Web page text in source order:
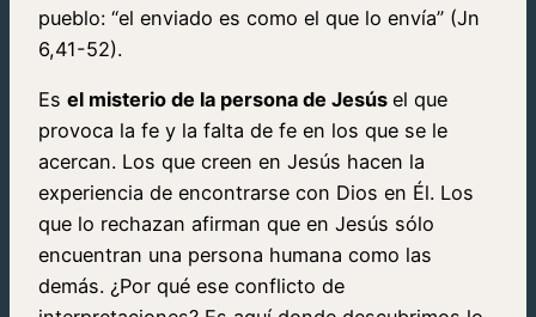
pueblo: “el enviado es como el que lo envía” (Jn
6,41-52).
Es el misterio de la persona de Jesús el que
provoca la fe y la falta de fe en los que se le
acercan. Los que creen en Jesús hacen la
experiencia de encontrarse con Dios en Él. Los
que lo rechazan afirman que en Jesús sólo
encuentran una persona humana como las
demás. ¿Por qué ese conflicto de